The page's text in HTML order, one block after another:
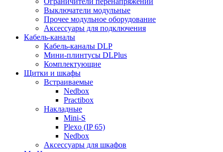
Выключатели модульные
Прочее модульное оборудование
Аксессуары для подключения
Кабель-каналы
Кабель-каналы DLP
Мини-плинтусы DLPlus
Комплектующие
Щитки и шкафы
Встраиваемые
Nedbox
Practibox
Накладные
Mini-S
Plexo (IP 65)
Nedbox
Аксессуары для шкафов